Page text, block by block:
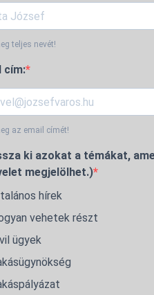
teljes nevét!
cím:
az email címét!
ki azokat a témákat,
megjelölhet.)
hírek
vehetek részt
ügyek